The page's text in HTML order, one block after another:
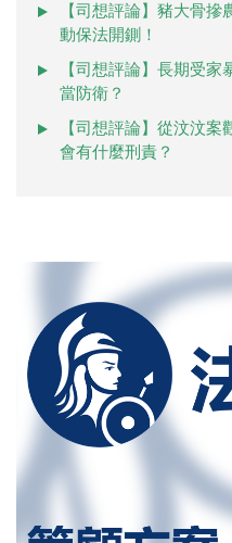
【司想評論】豬大骨
動保法開鍘！
【司想評論】長期受
當防衛？
【司想評論】從汶汶案
會有什麼刑責？